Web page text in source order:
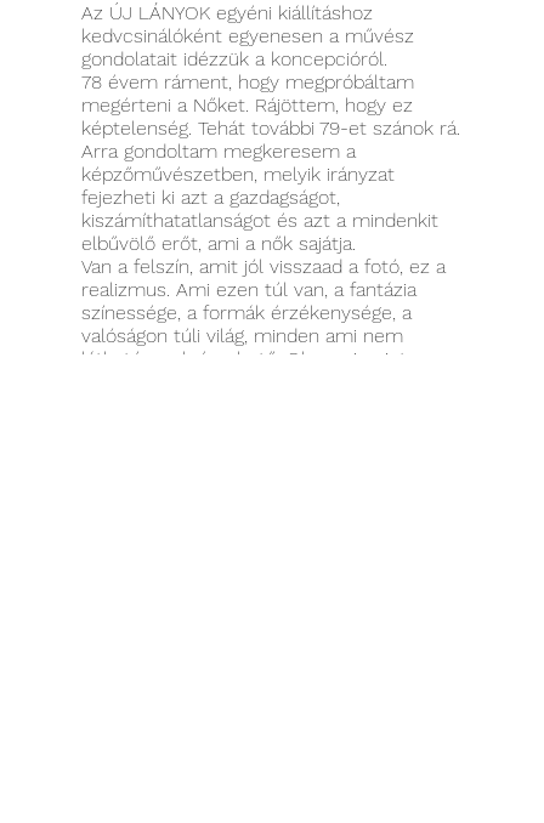
Az ÚJ LÁNYOK egyéni kiállításhoz
kedvcsinálóként egyenesen a művész
gondolatait idézzük a koncepcióról.
78 évem ráment, hogy megpróbáltam
megérteni a Nőket. Rájöttem, hogy ez
képtelenség. Tehát további 79-et szánok rá.
Arra gondoltam megkeresem a
képzőművészetben, melyik irányzat
fejezheti ki azt a gazdagságot,
kiszámíthatatlanságot és azt a mindenkit
elbűvölő erőt, ami a nők sajátja.
Van a felszín, amit jól visszaad a fotó, ez a
realizmus. Ami ezen túl van, a fantázia
színessége, a formák érzékenysége, a
valóságon túli világ, minden ami nem
látható, csak érezhető. Olyasmi, mint a